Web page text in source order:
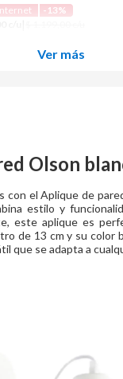
-13%
Ver más
Olson
con el Aplique de
estilo y
este aplique es
de 13 cm y su color
que se adapta a